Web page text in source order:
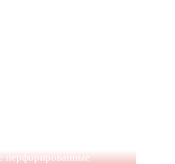
перфорированные